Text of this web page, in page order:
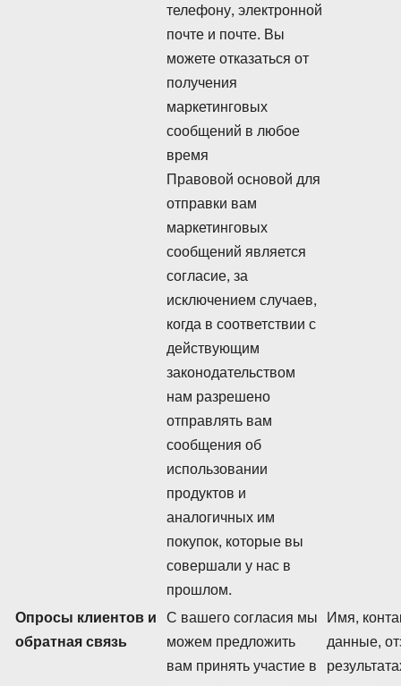
телефону, электронной
почте и почте. Вы
можете отказаться от
получения
маркетинговых
сообщений в любое
время
Правовой основой для
отправки вам
маркетинговых
сообщений является
согласие, за
исключением случаев,
когда в соответствии с
действующим
законодательством
нам разрешено
отправлять вам
сообщения об
использовании
продуктов и
аналогичных им
покупок, которые вы
совершали у нас в
прошлом.
Опросы клиентов и
обратная связь
С вашего согласия мы
можем предложить
вам принять участие в
Имя,
данные,